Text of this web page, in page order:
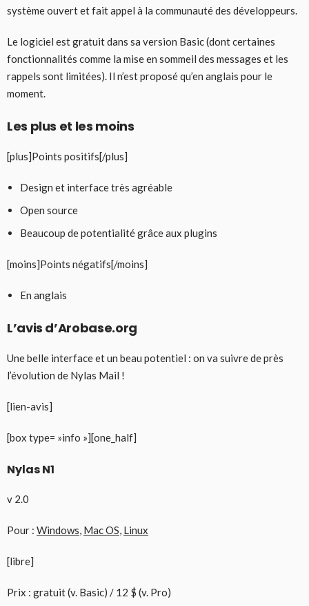
système ouvert et fait appel à la communauté des développeurs.
Le logiciel est gratuit dans sa version Basic (dont certaines
fonctionnalités comme la mise en sommeil des messages et les
rappels sont limitées). Il n’est proposé qu’en anglais pour le
moment.
Les plus et les moins
[plus]Points positifs[/plus]
Design et interface très agréable
Open source
Beaucoup de potentialité grâce aux plugins
[moins]Points négatifs[/moins]
En anglais
L’avis d’Arobase.org
Une belle interface et un beau potentiel : on va suivre de près
l’évolution de Nylas Mail !
[lien-avis]
[box type= »info »][one_half]
Nylas N1
v 2.0
Pour : Windows, Mac OS, Linux
[libre]
Prix : gratuit (v. Basic) / 12 $ (v. Pro)